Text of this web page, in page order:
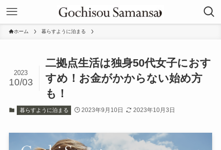
ホーム 暮らすように泊まる
二拠点生活は独身50代女子におす
すめ！お金がかからない始め方
も！
2023
10/03
暮らすように泊まる 2023年9月10日 2023年10月3日